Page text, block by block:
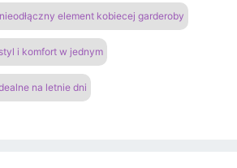
element kobiecej garderoby
i komfort w jednym
na letnie dni